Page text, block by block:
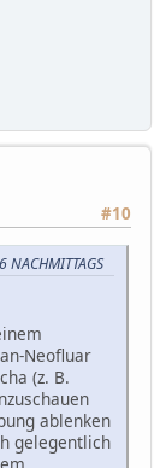
#10
Neofluar
(z. B.
ablenken
gelegentlich